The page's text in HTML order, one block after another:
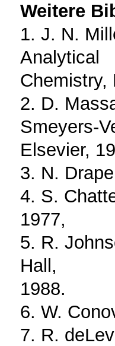
Weitere
1. J. N.
Analytical
Chemistry,
2. D.
Smeyers-
Elsevier,
3. N.
4. S.
1977,
5. R.
Hall,
1988.
6. W.
7. R.